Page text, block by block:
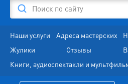
Поиск по сайту
Наши услуги Адреса мастерских
Жулики
Отзывы
Книги, аудиоспектакли и